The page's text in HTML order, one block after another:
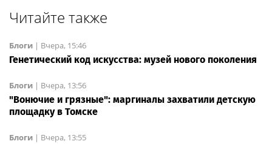
Читайте также
Блоги | Вчера, 15:46
Генетический код искусства: музей нового поколения
Блоги | Вчера, 13:56
"Вонючие и грязные": маргиналы захватили детскую
площадку в Томске
Блоги | Вчера, 13:55